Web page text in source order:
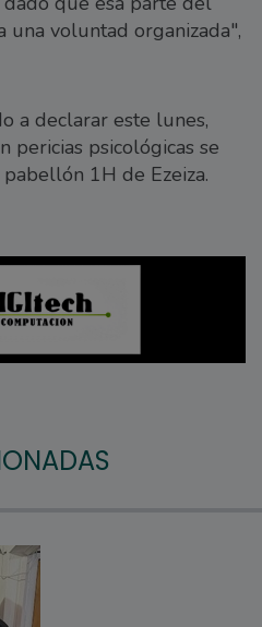
una voluntad organizada",
a declarar este lunes,
pericias psicológicas se
1H de Ezeiza.